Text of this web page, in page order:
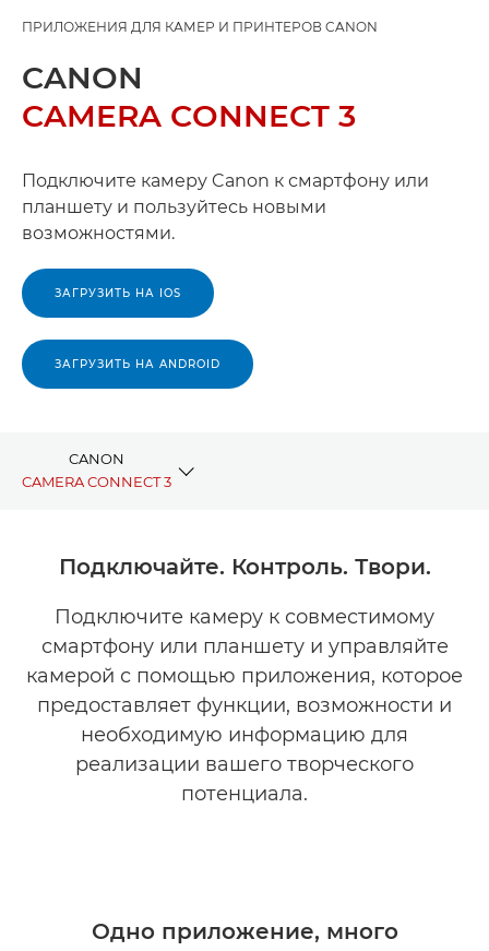
ПРИЛОЖЕНИЯ ДЛЯ КАМЕР И ПРИНТЕРОВ CANON
CANON
CAMERA CONNECT 3
Подключите камеру Canon к смартфону или
планшету и пользуйтесь новыми
возможностями.
ЗАГРУЗИТЬ НА IOS
ЗАГРУЗИТЬ НА ANDROID
CANON
CAMERA CONNECT 3
СОВМЕСТИМОСТЬ
ПОДДЕРЖКА
Подключайте. Контроль. Твори.
Подключите камеру к совместимому
смартфону или планшету и управляйте
камерой с помощью приложения, которое
предоставляет функции, возможности и
необходимую информацию для
реализации вашего творческого
потенциала.
Одно приложение, много